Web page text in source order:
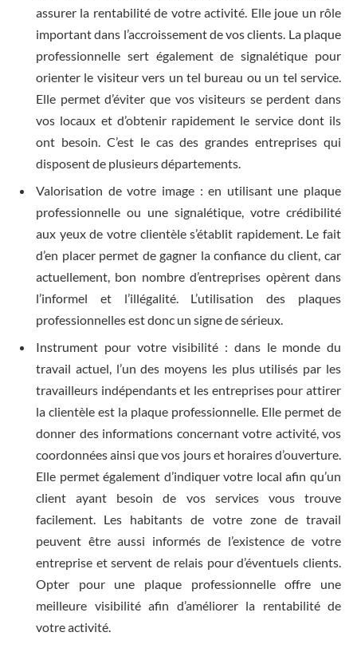
assurer la rentabilité de votre activité. Elle joue un rôle
important dans l’accroissement de vos clients. La plaque
professionnelle sert également de signalétique pour
orienter le visiteur vers un tel bureau ou un tel service.
Elle permet d’éviter que vos visiteurs se perdent dans
vos locaux et d’obtenir rapidement le service dont ils
ont besoin. C’est le cas des grandes entreprises qui
disposent de plusieurs départements.
Valorisation de votre image : en utilisant une plaque
professionnelle ou une signalétique, votre crédibilité
aux yeux de votre clientèle s’établit rapidement. Le fait
d’en placer permet de gagner la confiance du client, car
actuellement, bon nombre d’entreprises opèrent dans
l’informel et l’illégalité. L’utilisation des plaques
professionnelles est donc un signe de sérieux.
Instrument pour votre visibilité : dans le monde du
travail actuel, l’un des moyens les plus utilisés par les
travailleurs indépendants et les entreprises pour attirer
la clientèle est la plaque professionnelle. Elle permet de
donner des informations concernant votre activité, vos
coordonnées ainsi que vos jours et horaires d’ouverture.
Elle permet également d’indiquer votre local afin qu’un
client ayant besoin de vos services vous trouve
facilement. Les habitants de votre zone de travail
peuvent être aussi informés de l’existence de votre
entreprise et servent de relais pour d’éventuels clients.
Opter pour une plaque professionnelle offre une
meilleure visibilité afin d’améliorer la rentabilité de
votre activité.